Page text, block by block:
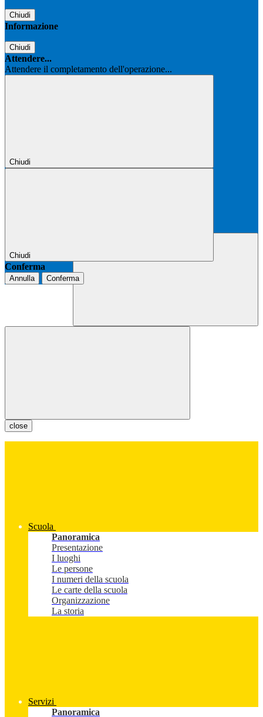
Chiudi
Informazione
Chiudi
Attendere...
Attendere il completamento dell'operazione...
Chiudi
Chiudi
Conferma
Annulla Conferma
close
Scuola
Panoramica
Presentazione
I luoghi
Le persone
I numeri della scuola
Le carte della scuola
Organizzazione
La storia
Servizi
Panoramica